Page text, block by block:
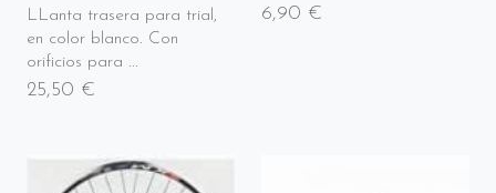
LLanta trasera para trial,
en color blanco. Con
orificios para ...
25,50 €
6,90 €